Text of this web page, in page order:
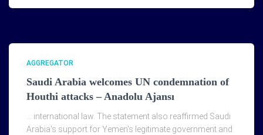
AGGREGATOR
Saudi Arabia welcomes UN condemnation of
Houthi attacks – Anadolu Ajansı
… international law. The statement also reaffirmed Saudi
Arabia's support for Yemen's legitimate government and